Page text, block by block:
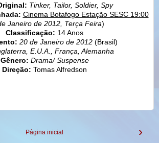
Tinker, Tailor, Soldier, Spy
Cinema Botafogo Estação SESC 19:00
Janeiro de 2012, Terça Feira)
Classificação: 14 Anos
20 de Janeiro de 2012 (Brasil)
E.U.A., França, Alemanha
Gênero: Drama/ Suspense
Direção: Tomas Alfredson
›
Página inicial